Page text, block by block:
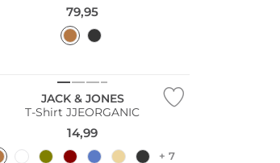
79,95
JACK & JONES
T-Shirt JJEORGANIC
14,99
+ 7